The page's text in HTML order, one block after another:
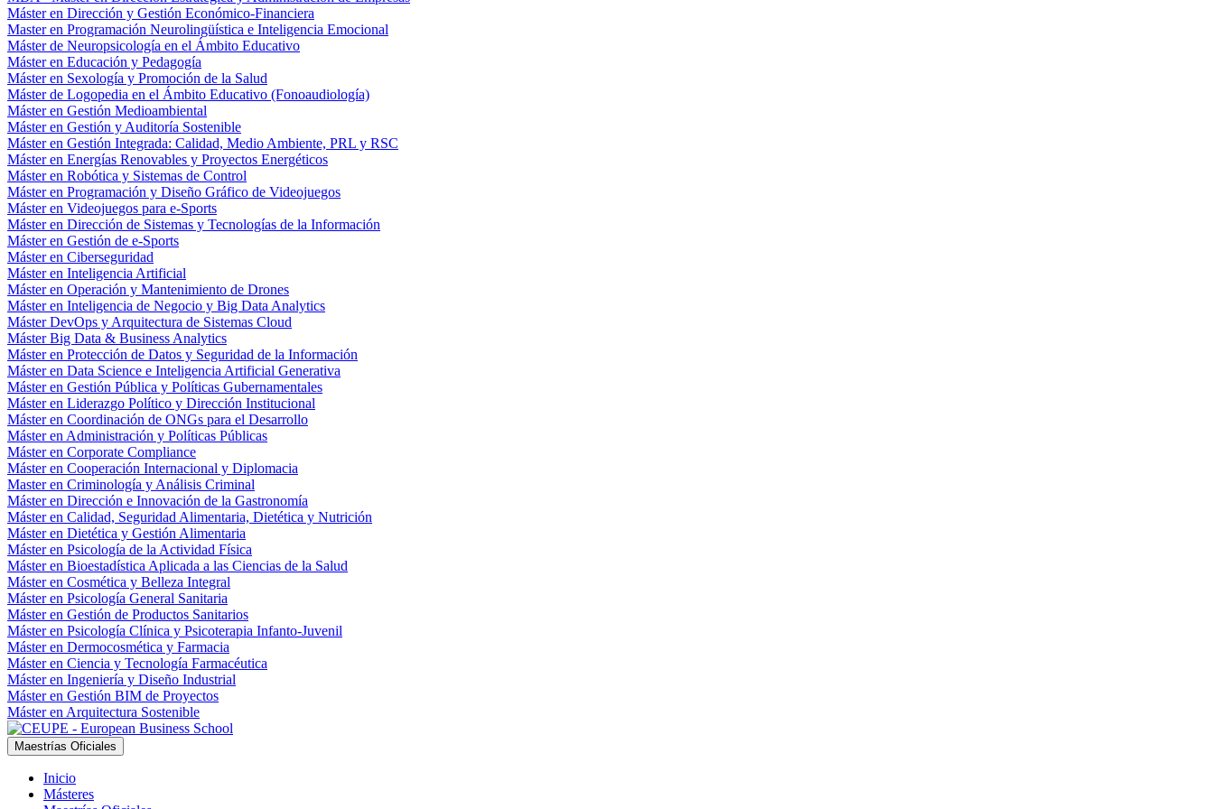
Máster en Dirección y Gestión Económico-Financiera
Master en Programación Neurolingüística e Inteligencia Emocional
Máster de Neuropsicología en el Ámbito Educativo
Máster en Educación y Pedagogía
Máster en Sexología y Promoción de la Salud
Máster de Logopedia en el Ámbito Educativo (Fonoaudiología)
Máster en Gestión Medioambiental
Máster en Gestión y Auditoría Sostenible
Máster en Gestión Integrada: Calidad, Medio Ambiente, PRL y RSC
Máster en Energías Renovables y Proyectos Energéticos
Máster en Robótica y Sistemas de Control
Máster en Programación y Diseño Gráfico de Videojuegos
Máster en Videojuegos para e-Sports
Máster en Dirección de Sistemas y Tecnologías de la Información
Máster en Gestión de e-Sports
Máster en Ciberseguridad
Máster en Inteligencia Artificial
Máster en Operación y Mantenimiento de Drones
Máster en Inteligencia de Negocio y Big Data Analytics
Máster DevOps y Arquitectura de Sistemas Cloud
Máster Big Data & Business Analytics
Máster en Protección de Datos y Seguridad de la Información
Máster en Data Science e Inteligencia Artificial Generativa
Máster en Gestión Pública y Políticas Gubernamentales
Máster en Liderazgo Político y Dirección Institucional
Máster en Coordinación de ONGs para el Desarrollo
Máster en Administración y Políticas Públicas
Máster en Corporate Compliance
Máster en Cooperación Internacional y Diplomacia
Master en Criminología y Análisis Criminal
Máster en Dirección e Innovación de la Gastronomía
Máster en Calidad, Seguridad Alimentaria, Dietética y Nutrición
Máster en Dietética y Gestión Alimentaria
Máster en Psicología de la Actividad Física
Máster en Bioestadística Aplicada a las Ciencias de la Salud
Máster en Cosmética y Belleza Integral
Máster en Psicología General Sanitaria
Máster en Gestión de Productos Sanitarios
Máster en Psicología Clínica y Psicoterapia Infanto-Juvenil
Máster en Dermocosmética y Farmacia
Máster en Ciencia y Tecnología Farmacéutica
Máster en Ingeniería y Diseño Industrial
Máster en Gestión BIM de Proyectos
Máster en Arquitectura Sostenible
Maestrías Oficiales
Inicio
Másteres